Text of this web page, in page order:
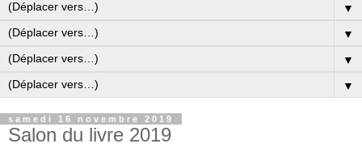
▼
▼
▼
▼
samedi 16 novembre 2019
Salon du livre 2019